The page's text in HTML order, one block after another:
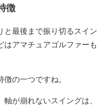
徴
と最後まで振り切るスイン
はアマチュアゴルファーも
の一つですね。
が崩れないスイングは、